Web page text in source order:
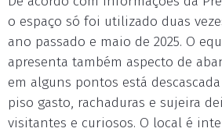
o espaço só foi utilizado duas
ano passado e maio de 2025. O
apresenta também aspecto de
em alguns pontos está
piso gasto, rachaduras e sujeira
visitantes e curiosos. O local é